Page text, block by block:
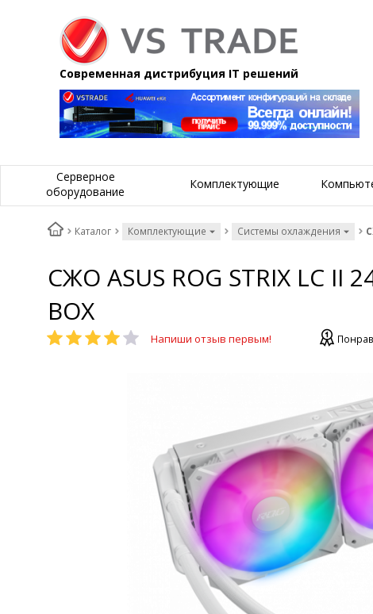
Современная дистрибуция IT решений
Серверное
оборудование
Комплектующие
Каталог Комплектующие Системы охлаждения
СЖО ASUS ROG STRIX LC II
BOX
Напиши отзыв первым!